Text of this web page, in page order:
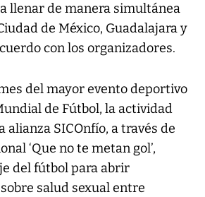
llenar de manera simultánea
de México, Guadalajara y
con los organizadores.
del mayor evento deportivo
de Fútbol, la actividad
alianza SICOnfío, a través de
‘Que no te metan gol’,
del fútbol para abrir
salud sexual entre